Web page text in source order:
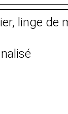
linge de